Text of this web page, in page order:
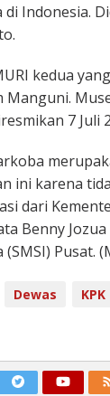
Indonesia.
kedua
7 Juli
ini karena
dari
Benny
Pusat.
Dewas KPK